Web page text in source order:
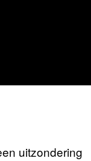
uitzondering